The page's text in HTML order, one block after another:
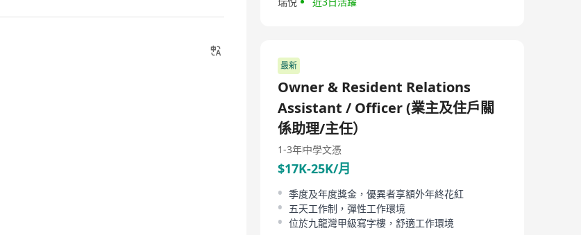
established in Hong Kong, is a human resources service
executives, graduates, information communication
technology, professional fields, and specialized talents,
bridging the gap between companies and individuals.
As a leading provider of human resource services,
Golden Key Personnel Consultancy Limited leverages
years of experience and expertise to help businesses
and individuals achieve their shared goals. Our team
comprises experienced and passionate human
resources professionals who provide comprehensive
recruitment solutions. Founded in 2020, Golden Key
principles of putting people first and professionalism,
committed to delivering top-notch human resource
services. We collaborate with enterprises across various
industries to understand and meet their specific needs,
最新
Owner & Resident Relations
Assistant / Officer (業主及住戶關
係助理/主任）
1-3年中學文憑
$17K-25K/月
季度及年度獎金，優異者享額外年終花紅
五天工作制，彈性工作環境
位於九龍灣甲級寫字樓，舒適工作環境